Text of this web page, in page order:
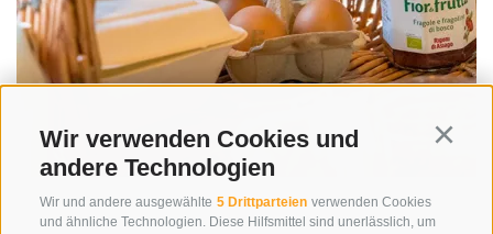
Wir verwenden Cookies und
andere Technologien
Wir und andere ausgewählte 5 Drittparteien verwenden Cookies
und ähnliche Technologien. Diese Hilfsmittel sind unerlässlich, um